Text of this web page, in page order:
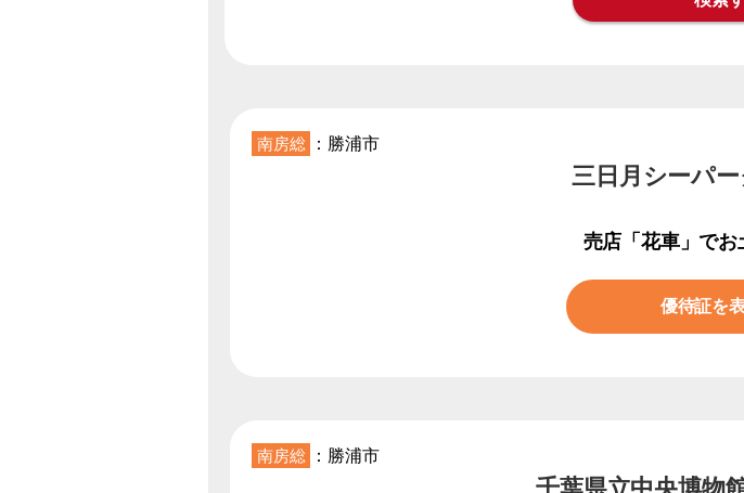
南房総 ：勝浦市
三日月シーパ
売店「花車」でお
優待証を
南房総 ：勝浦市